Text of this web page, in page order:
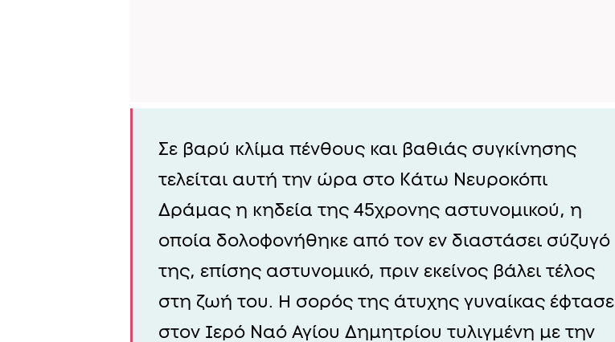
Σε βαρύ κλίμα πένθους και βαθιάς συγκίνησης
τελείται αυτή την ώρα στο Κάτω Νευροκόπι
Δράμας η κηδεία της 45χρονης αστυνομικού, η
οποία δολοφονήθηκε από τον εν διαστάσει σύζυγό
της, επίσης αστυνομικό, πριν εκείνος βάλει τέλος
στη ζωή του. Η σορός της άτυχης γυναίκας έφτασε
στον Ιερό Ναό Αγίου Δημητρίου τυλιγμένη με την